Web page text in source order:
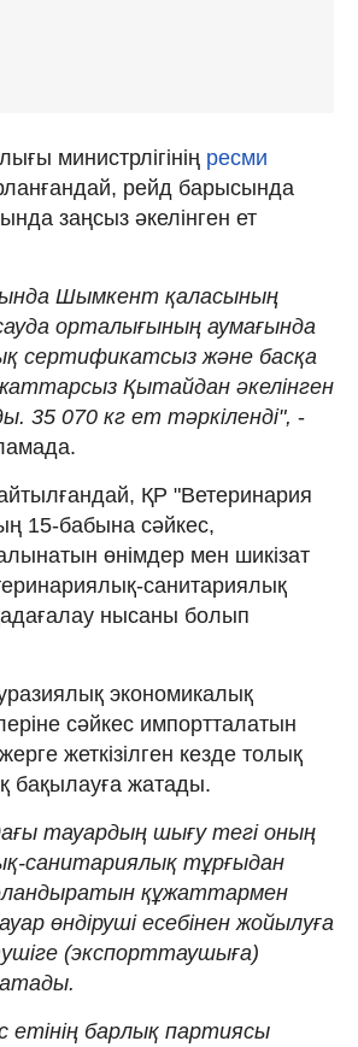
министрлігінің ресми
рейд барысында
заңсыз әкелінген ет
Шымкент қаласының
орталығының аумағында
сертификатсыз және басқа
Қытайдан әкелінген
35 070 кг ет тәркіленді", -
ҚР "Ветеринария
15-бабына сәйкес,
өнімдер мен шикізат
санитариялық
нысаны болып
экономикалық
сәйкес импортталатын
жеткізілген кезде толық
бақылауға жатады.
тауардың шығу тегі оның
санитариялық тұрғыдан
құжаттармен
өндіруші есебінен жойылуға
(экспорттаушыға)
етінің барлық партиясы